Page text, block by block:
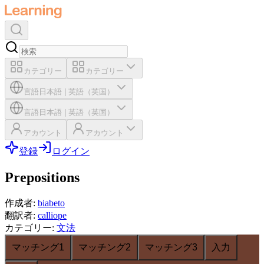
カテゴリー カテゴリー
言語 日本語 英語（英国）
言語 日本語 英語（英国）
アカウント アカウント
登録 ログイン
Prepositions
作成者: biabeto
翻訳者: calliope
カテゴリー: 文法
マッチング1
マッチング2 マッチング3 入力